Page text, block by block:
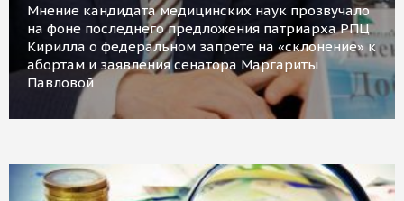
Мнение кандидата медицинских наук прозвучало
на фоне последнего предложения патриарха РПЦ
Кирилла о федеральном запрете на «склонение» к
абортам и заявления сенатора Маргариты
Павловой